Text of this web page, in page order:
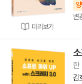
미리보기
변
한
김